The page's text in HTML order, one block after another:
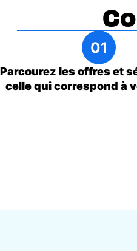
Parcourez les offres et
celle qui correspond à